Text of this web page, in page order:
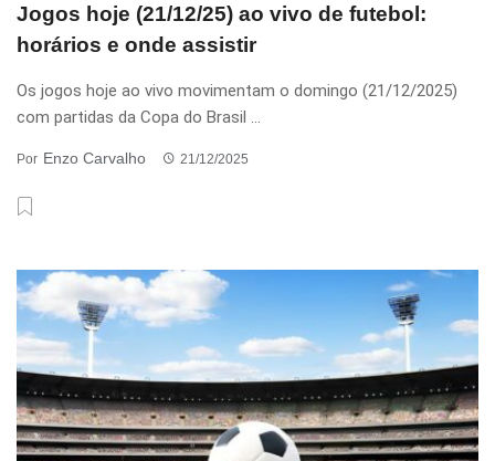
Jogos hoje (21/12/25) ao vivo de futebol:
horários e onde assistir
Os jogos hoje ao vivo movimentam o domingo (21/12/2025)
com partidas da Copa do Brasil ...
Por Enzo Carvalho 21/12/2025